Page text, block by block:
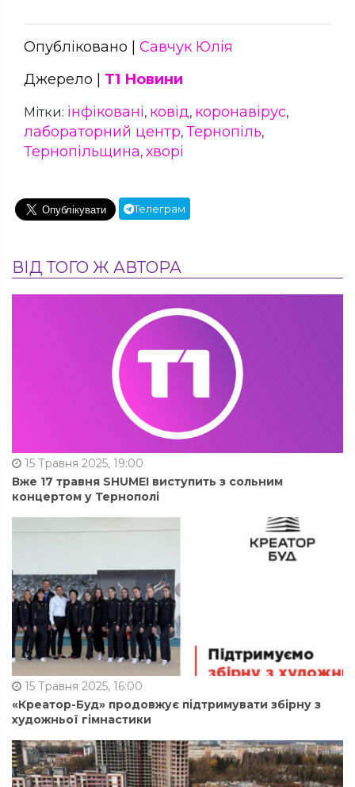
Опубліковано | Савчук Юлія
Джерело | Т1 Новини
Мітки: інфіковані, ковід, коронавірус,
лабораторний центр, Тернопіль,
Тернопільщина, хворі
Телеграм
ВІД ТОГО Ж АВТОРА
15 Травня 2025, 19:00
Вже 17 травня SHUMEI виступить з сольним
концертом у Тернополі
15 Травня 2025, 16:00
«Креатор-Буд» продовжує підтримувати збірну з
художньої гімнастики